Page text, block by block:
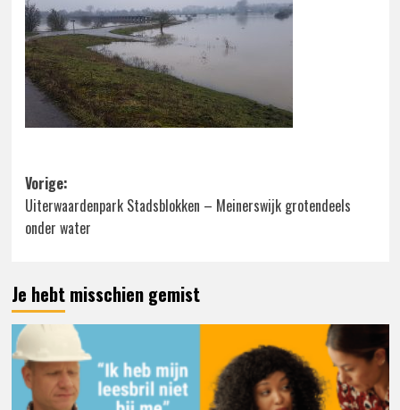
Bericht
navigatie
Vorige:
Uiterwaardenpark Stadsblokken – Meinerswijk grotendeels
onder water
Je hebt misschien gemist